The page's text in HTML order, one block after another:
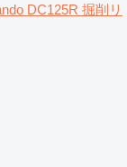
DC125R 掘削リ